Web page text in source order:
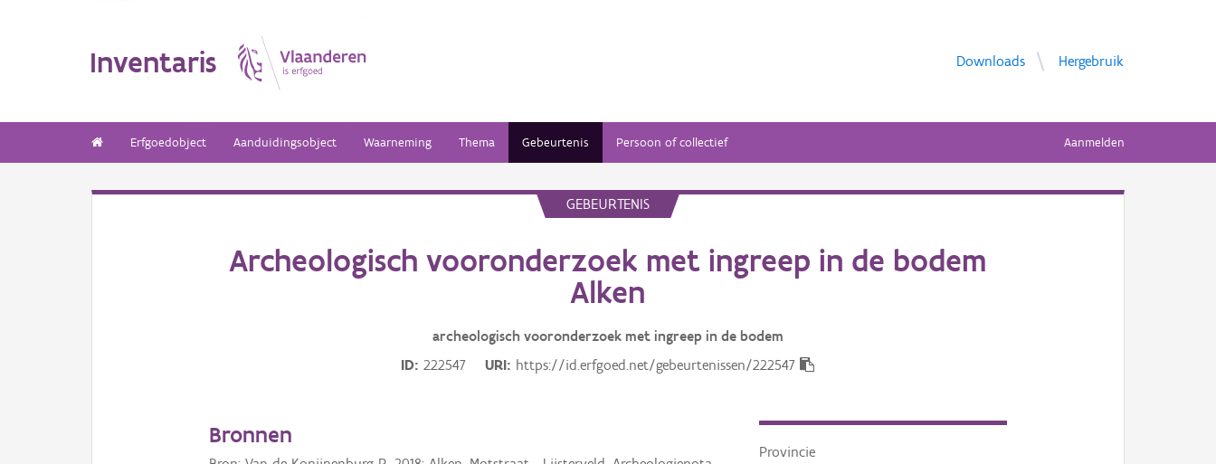
Inventaris Downloads Hergebruik
Erfgoedobject Aanduidingsobject Waarneming Thema Gebeurtenis Persoon of collectief Aanmelden
GEBEURTENIS
Archeologisch vooronderzoek met ingreep in de bodem
Alken
archeologisch vooronderzoek met ingreep in de bodem
ID
222547 URI https://id.erfgoed.net/gebeurtenissen/222547
Provincie
Bronnen